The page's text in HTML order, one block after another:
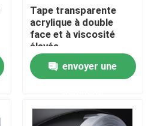
Tape transparente
acrylique à double
face et à viscosité
élevée
envoyer une